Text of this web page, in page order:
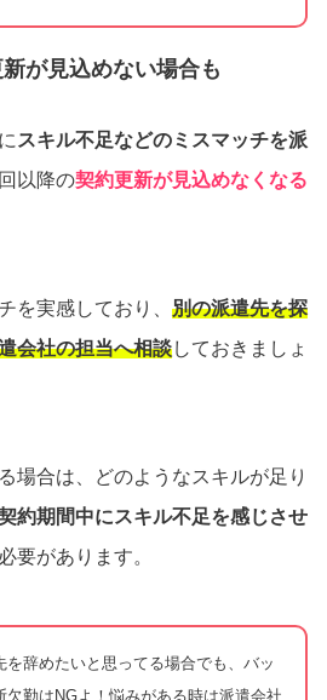
が見込めない場合も
スキル不足などのミスマッチを派
回以降の契約更新が見込めなくなる
を実感しており、 別の派遣先を探
会社の担当へ相談しておきましょ
場合は、どのようなスキルが足り
約期間中にスキル不足を感じさせ
必要があります。
を辞めたいと思ってる場合でも、バッ
欠勤はNGよ！悩みがある時は派遣会社